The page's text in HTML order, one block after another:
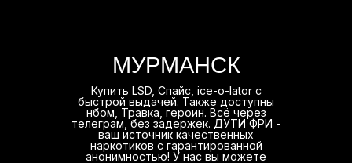
МУРМАНСК
Купить LSD, Спайс, ice-o-lator с
быстрой выдачей. Также доступны
нбом, Травка, героин. Всё через
телеграм, без задержек. ДУТИ ФРИ -
ваш источник качественных
наркотиков с гарантированной
анонимностью! У нас вы можете